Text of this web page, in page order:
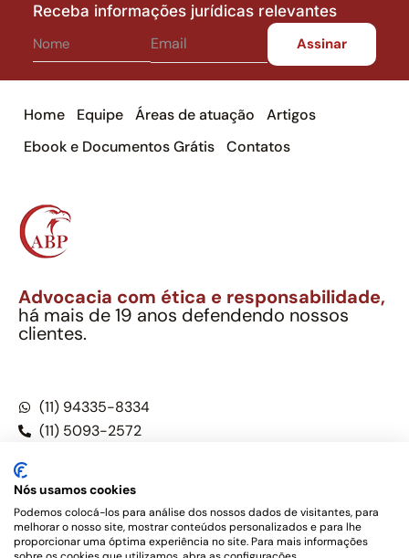
Receba informações jurídicas relevantes
Home Equipe Áreas de atuação
Artigos
Ebook e Documentos Grátis
Contatos
Advocacia com ética e responsabilidade,
há mais de 19 anos defendendo nossos
clientes.
(11) 94335-8334
(11) 5093-2572
Este site não é um produto Meta Platforms, Inc., Google LLC,
Nós usamos cookies
Podemos colocá-los para análise dos nossos dados de visitantes, para
melhorar o nosso site, mostrar conteúdos personalizados e para lhe
proporcionar uma óptima experiência no site. Para mais informações